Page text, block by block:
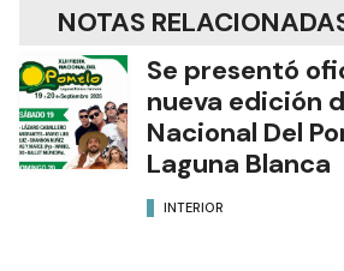
NOTAS
Se presentó
nueva edición
Nacional Del
Laguna Blanca
INTERIOR